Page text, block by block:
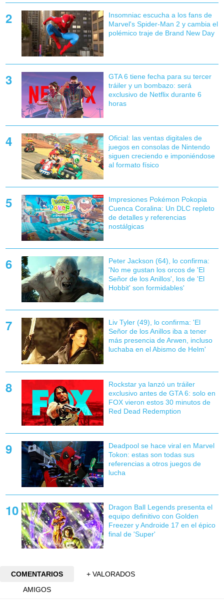
Insomniac escucha a los fans de
Marvel's Spider-Man 2 y cambia el
polémico traje de Brand New Day
GTA 6 tiene fecha para su tercer
tráiler y un bombazo: será
exclusivo de Netflix durante 6
horas
Oficial: las ventas digitales de
juegos en consolas de Nintendo
siguen creciendo e imponiéndose
al formato físico
Impresiones Pokémon Pokopia
Cuenca Coralina: Un DLC repleto
de detalles y referencias
nostálgicas
Peter Jackson (64), lo confirma:
'No me gustan los orcos de 'El
Señor de los Anillos', los de 'El
Hobbit' son formidables'
Liv Tyler (49), lo confirma: 'El
Señor de los Anillos iba a tener
más presencia de Arwen, incluso
luchaba en el Abismo de Helm'
Rockstar ya lanzó un tráiler
exclusivo antes de GTA 6: solo en
FOX vieron estos 30 minutos de
Red Dead Redemption
Deadpool se hace viral en Marvel
Tokon: estas son todas sus
referencias a otros juegos de
lucha
Dragon Ball Legends presenta el
equipo definitivo con Golden
Freezer y Androide 17 en el épico
final de 'Super'
COMENTARIOS
+ VALORADOS
AMIGOS